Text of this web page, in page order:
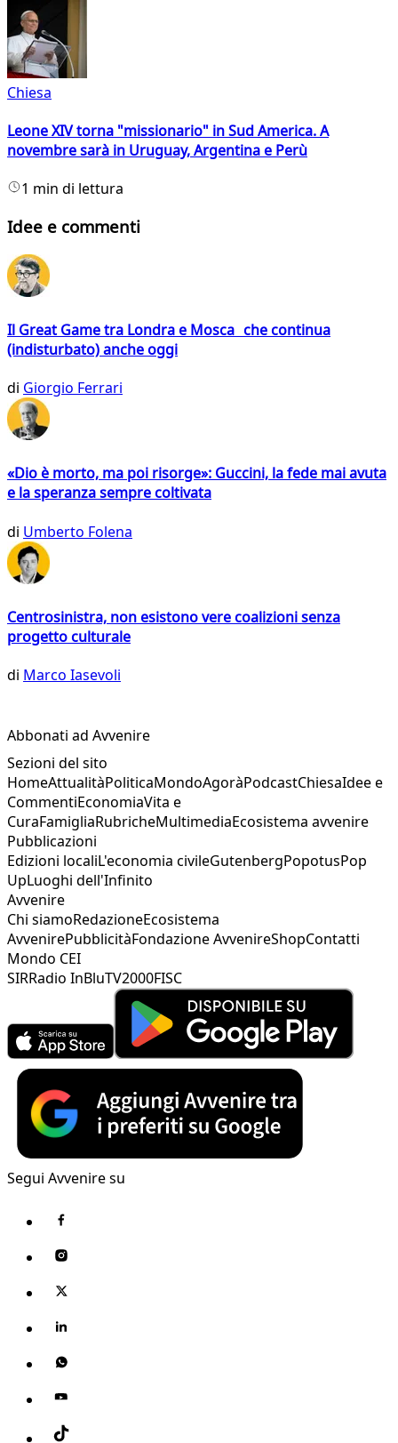
Chiesa
Leone XIV torna "missionario" in Sud America. A
novembre sarà in Uruguay, Argentina e Perù
1 min di lettura
Idee e commenti
Il Great Game tra Londra e Mosca che continua
(indisturbato) anche oggi
di Giorgio Ferrari
«Dio è morto, ma poi risorge»: Guccini, la fede mai avuta
e la speranza sempre coltivata
di Umberto Folena
Centrosinistra, non esistono vere coalizioni senza
progetto culturale
di Marco Iasevoli
Abbonati ad Avvenire
Sezioni del sito
HomeAttualitàPoliticaMondoAgoràPodcastChiesaIdee e
CommentiEconomiaVita e
CuraFamigliaRubricheMultimediaEcosistema avvenire
Pubblicazioni
Edizioni localiL'economia civileGutenbergPopotusPop
UpLuoghi dell'Infinito
Avvenire
Chi siamoRedazioneEcosistema
AvvenirePubblicitàFondazione AvvenireShopContatti
Mondo CEI
SIRRadio InBluTV2000FISC
Segui Avvenire su